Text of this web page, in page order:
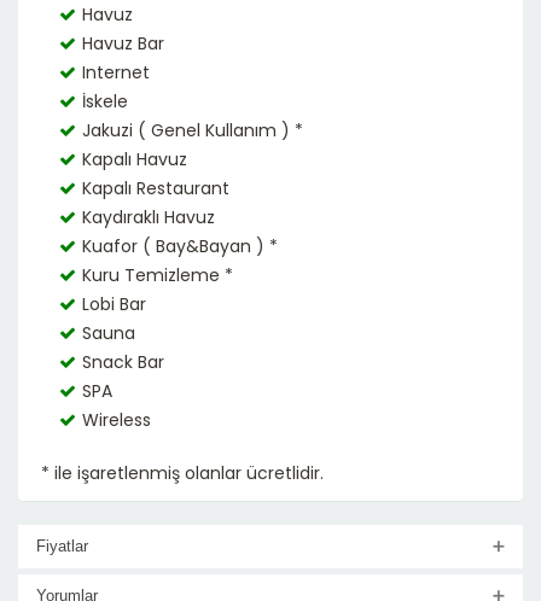
Havuz
Havuz Bar
Internet
İskele
Jakuzi ( Genel Kullanım ) *
Kapalı Havuz
Kapalı Restaurant
Kaydıraklı Havuz
Kuafor ( Bay&Bayan ) *
Kuru Temizleme *
Lobi Bar
Sauna
Snack Bar
SPA
Wireless
* ile işaretlenmiş olanlar ücretlidir.
Fiyatlar
Yorumlar